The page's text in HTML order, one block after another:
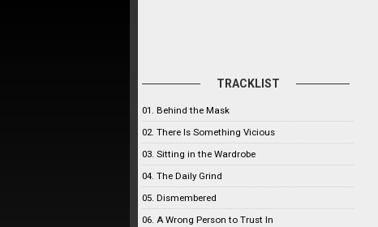
TRACKLIST
01. Behind the Mask
02. There Is Something Vicious
03. Sitting in the Wardrobe
04. The Daily Grind
05. Dismembered
06. A Wrong Person to Trust In